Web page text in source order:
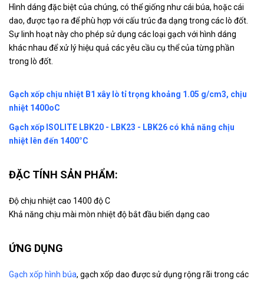
Hình dáng đặc biệt của chúng, có thể giống như cái búa, hoặc cái
dao, được tạo ra để phù hợp với cấu trúc đa dạng trong các lò đốt.
Sự linh hoạt này cho phép sử dụng các loại gạch với hình dáng
khác nhau để xử lý hiệu quả các yêu cầu cụ thể của từng phần
trong lò đốt.
Gạch xốp chịu nhiệt B1 xây lò tỉ trọng khoảng 1.05 g/cm3, chịu
nhiệt 1400oC
Gạch xốp ISOLITE LBK20 - LBK23 - LBK26 có khả năng chịu
nhiệt lên đến 1400°C
ĐẶC TÍNH SẢN PHẨM:
Độ chịu nhiệt cao 1400 độ C
Khả năng chịu mài mòn nhiệt độ bắt đầu biến dạng cao
ỨNG DỤNG
Gạch xốp hình búa, gạch xốp dao được sử dụng rộng rãi trong các